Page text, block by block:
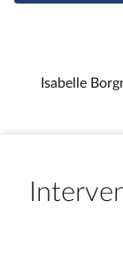
Isabelle